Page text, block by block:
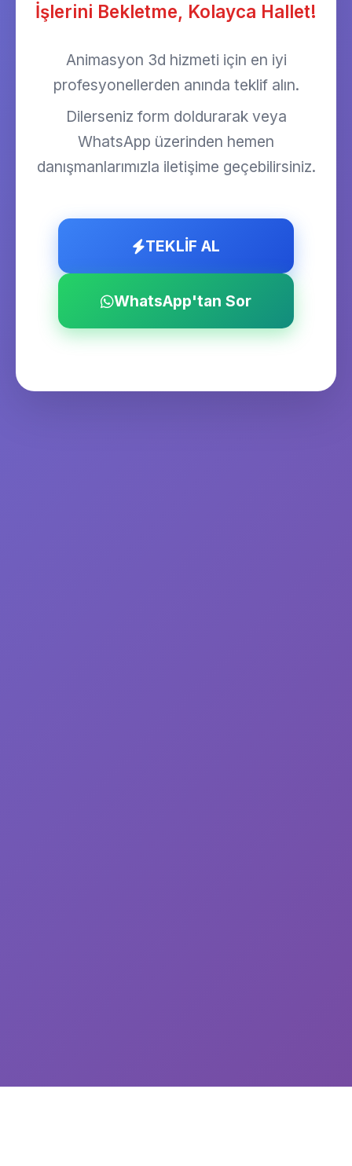
İşlerini Bekletme, Kolayca Hallet!
Animasyon 3d hizmeti için en iyi
profesyonellerden anında teklif alın.
Dilerseniz form doldurarak veya
WhatsApp üzerinden hemen
danışmanlarımızla iletişime geçebilirsiniz.
TEKLİF AL
WhatsApp'tan Sor